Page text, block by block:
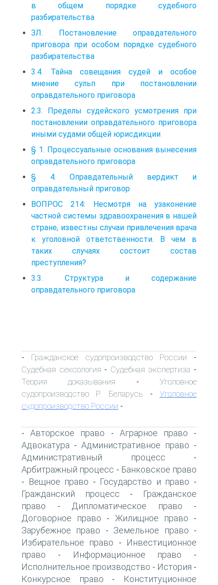
в общем порядке судебного
разбирательства
ЗЛ. Постановление оправдательного
приговора при особом порядке судебного
разбирательства
3.4. Тайна совещания судей и особое
мнение сульп при постановлении
оправдательного приговора
2.3. Пределы судейского усмотрения при
постановлении оправдательного приговора
иными судами общей юрисдикции
§ 1. Процессуальные основания вынесения
оправдательного приговора
§ 4. Оправдательный вердикт и
оправдательный приговор
ВОПРОС 214: Несмотря на узаконение
частной системы здравоохранения в нашей
стране, известны случаи привлечения врача
к уголовной ответственности. В чем в
таких случаях состоит состав
преступления?
3.3. Структура и содержание
оправдательного приговора
- Гражданское судопроизводство России -
Судебная сексология - Судебная экспертиза -
Теория доказывания -Уголовное
судопроизводство Р. Беларусь - Уголовное
судопроизводство России -
-Авторское право - Аграрное право -
Адвокатура - Административное право -
Административный процесс -
Арбитражный процесс - Банковское право
- Вещное право - Государство и право -
Гражданский процесс -
Гражданское
право - Дипломатическое право -
Договорное право - Жилищное право -
Зарубежное право - Земельное право -
Избирательное право -
Инвестиционное
право - Информационное право -
Исполнительное производство - История -
Конкурсное право -
Конституционное